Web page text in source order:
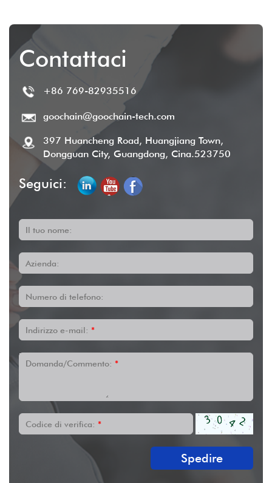
Contattaci
+86 769-82935516
goochain@goochain-tech.com
397 Huancheng Road, Huangjiang Town,
Dongguan City, Guangdong, Cina.523750
Seguici:
Il tuo nome:
Azienda:
Numero di telefono:
Indirizzo e-mail: *
Domanda/Commento: *
Codice di verifica: *
Spedire